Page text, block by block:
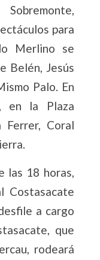
para
Merlino se
Belén, Jesús
Palo. En
en la Plaza
Ferrer, Coral
las 18 horas,
Costasacate
a cargo
que
rodeará